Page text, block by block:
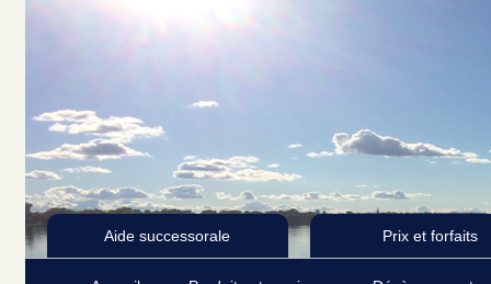
Aide successorale Prix et forfaits